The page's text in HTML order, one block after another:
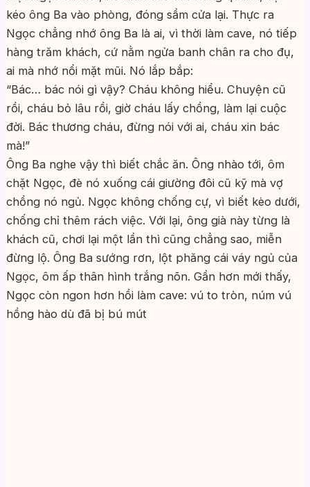
kéo ông Ba vào phòng, đóng sầm cửa lại. Thực ra
Ngọc chẳng nhớ ông Ba là ai, vì thời làm cave, nó tiếp
hàng trăm khách, cứ nằm ngửa banh chân ra cho đụ,
ai mà nhớ nổi mặt mũi. Nó lắp bắp:
“Bác… bác nói gì vậy? Cháu không hiểu. Chuyện cũ
rồi, cháu bỏ lâu rồi, giờ cháu lấy chồng, làm lại cuộc
đời. Bác thương cháu, đừng nói với ai, cháu xin bác
mà!”
Ông Ba nghe vậy thì biết chắc ăn. Ông nhào tới, ôm
chặt Ngọc, đè nó xuống cái giường đôi cũ kỹ mà vợ
chồng nó ngủ. Ngọc không chống cự, vì biết kèo dưới,
chống chỉ thêm rách việc. Với lại, ông già này từng là
khách cũ, chơi lại một lần thì cũng chẳng sao, miễn
đừng lộ. Ông Ba sướng rơn, lột phăng cái váy ngủ của
Ngọc, ôm ấp thân hình trắng nõn. Gần hơn mới thấy,
Ngọc còn ngon hơn hồi làm cave: vú to tròn, núm vú
hồng hào dù đã bị bú mút